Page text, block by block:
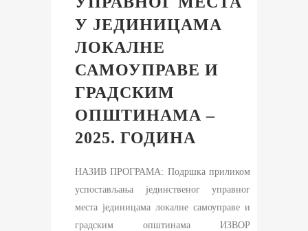
У ЈЕДИНИЦАМА
ЛОКАЛНЕ
САМОУПРАВЕ И
ГРАДСКИМ
ОПШТИНАМА –
2025. ГОДИНА
НАЗИВ ПРОГРАМА: Подршка приликом
успостављања јединственог управног
места јединицама локалне самоуправе и
градским општинама ИЗВОР